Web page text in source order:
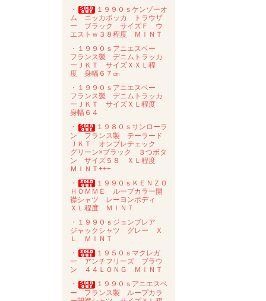
・
１９９０ｓケンゾーオ
ム ニッカポッカ トラウザ
ー ブラック サイズＦ ウ
エストｗ３８程度 ＭＩＮＴ
・１９９０ｓアニエスベー
フランス製 デニムトラッカ
ーＪＫＴ サイズＸＸＬ程
度 身幅６７㎝
・１９９０ｓアニエスベー
フランス製 デニムトラッカ
ーＪＫＴ サイズＸＬ程度
身幅６４
・
１９８０ｓサンローラ
ン フランス製 テーラード
ＪＫＴ オンブレチェック
グリーン×ブラック ３つボタ
ン サイズ５８ ＸＬ程度
ＭＩＮＴ+++
・
１９９０ｓＫＥＮＺＯ
ＨＯＭＭＥ ループカラー開
襟シャツ レーヨンボディ
ＸＬ程度 ＭＩＮＴ
・１９９０ｓジョンブレア
ジャックシャツ グレー Ｘ
Ｌ ＭＩＮＴ
・
１９５０ｓマクレガ
ー アンチフリーズ ブラウ
ン ４４ＬＯＮＧ ＭＩＮＴ
・
１９９０ｓアニエスベ
ー フランス製 ループカラ